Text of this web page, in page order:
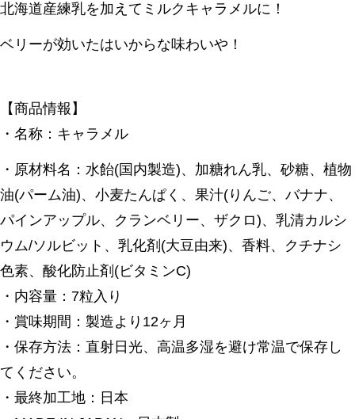
北海道産練乳を加えてミルクキャラメルに！
ベリーが効いたはいからな味わいや！
【商品情報】
・名称：キャラメル
・原材料名：水飴(国内製造)、加糖れん乳、砂糖、植物
油(パーム油)、小麦たんぱく、果汁(りんご、バナナ、
パインアップル、クランベリー、ザクロ)、乳清カルシ
ウム/ソルビット、乳化剤(大豆由来)、香料、クチナシ
色素、酸化防止剤(ビタミンC)
・内容量：7粒入り
・賞味期間：製造より12ヶ月
・保存方法：直射日光、高温多湿を避け常温で保存し
てください。
・最終加工地：日本